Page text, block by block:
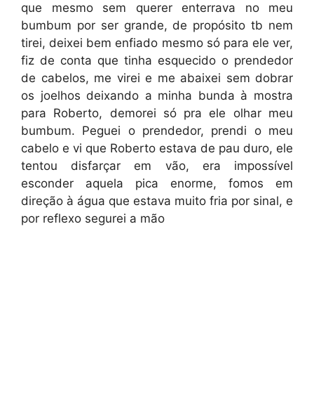
que mesmo sem querer enterrava no meu
bumbum por ser grande, de propósito tb nem
tirei, deixei bem enfiado mesmo só para ele ver,
fiz de conta que tinha esquecido o prendedor
de cabelos, me virei e me abaixei sem dobrar
os joelhos deixando a minha bunda à mostra
para Roberto, demorei só pra ele olhar meu
bumbum. Peguei o prendedor, prendi o meu
cabelo e vi que Roberto estava de pau duro, ele
tentou disfarçar em vão, era impossível
esconder aquela pica enorme, fomos em
direção à água que estava muito fria por sinal, e
por reflexo segurei a mão